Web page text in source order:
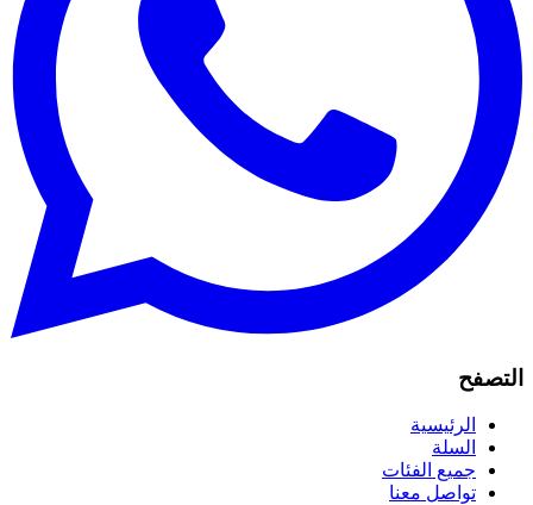
التصفح
الرئيسية
السلة
جميع الفئات
تواصل معنا